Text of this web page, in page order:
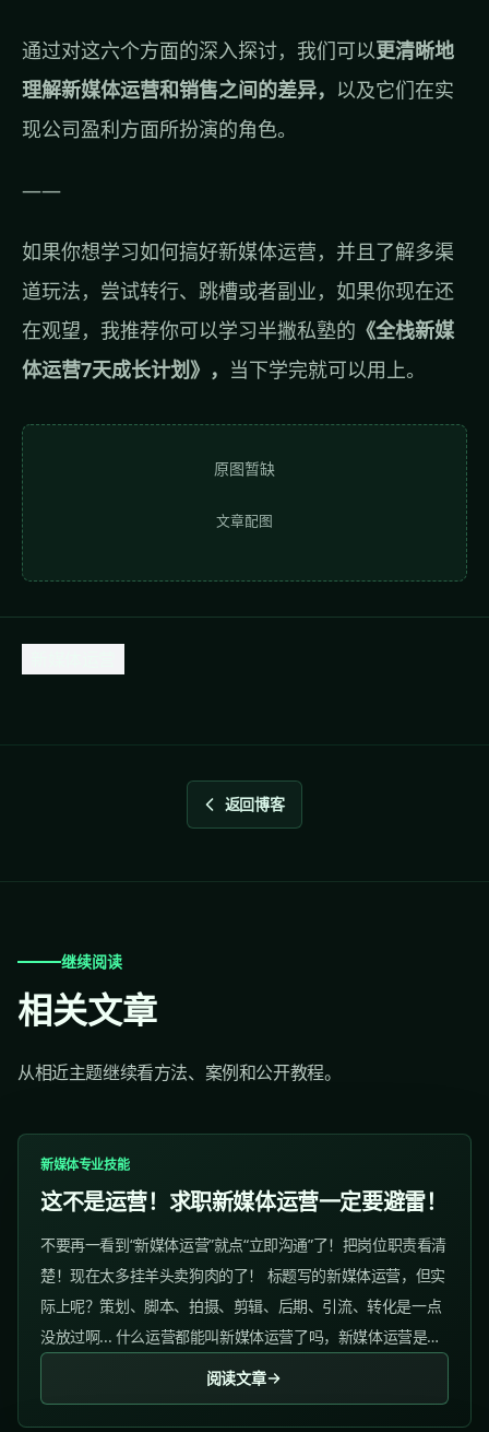
通过对这六个方面的深入探讨，我们可以更清晰地
理解新媒体运营和销售之间的差异， 以及它们在实
现公司盈利方面所扮演的角色。
——
如果你想学习如何搞好新媒体运营，并且了解多渠
道玩法，尝试转行、跳槽或者副业，如果你现在还
在观望，我推荐你可以学习半撇私塾的 《全栈新媒
体运营7天成长计划》， 当下学完就可以用上。
原图暂缺
文章配图
返回博客
继续阅读
相关文章
从相近主题继续看方法、案例和公开教程。
新媒体专业技能
这不是运营！求职新媒体运营一定要避雷！
不要再一看到“新媒体运营”就点“立即沟通”了！把岗位职责看清
楚！现在太多挂羊头卖狗肉的了！ 标题写的新媒体运营，但实
际上呢？策划、脚本、拍摄、剪辑、后期、引流、转化是一点
没放过啊... 什么运营都能叫新媒体运营了吗，新媒体运营是运
营界大王吗？啥都要管！...
阅读文章